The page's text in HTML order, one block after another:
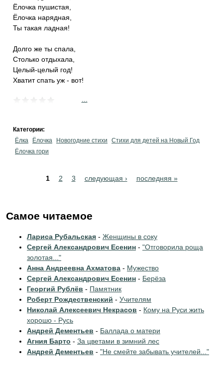
Ёлочка пушистая,
Ёлочка нарядная,
Ты такая ладная!
Долго же ты спала,
Столько отдыхала,
Целый-целый год!
Хватит спать уж - вот!
...
Категории:
Ёлка
Ёлочка Новогодние стихи
Стихи для детей на Новый Год
Ёлочка гори
1 2 3 следующая › последняя »
Самое читаемое
Лариса Рубальская - Женщины в соку
Сергей Александрович Есенин - "Отговорила роща
золотая..."
Анна Андреевна Ахматова - Мужество
Сергей Александрович Есенин - Берёза
Георгий Рублёв - Памятник
Роберт Рождественский - Учителям
Николай Алексеевич Некрасов - Кому на Руси жить
хорошо - Русь
Андрей Дементьев - Баллада о матери
Агния Барто - За цветами в зимний лес
Андрей Дементьев - "Не смейте забывать учителей..."